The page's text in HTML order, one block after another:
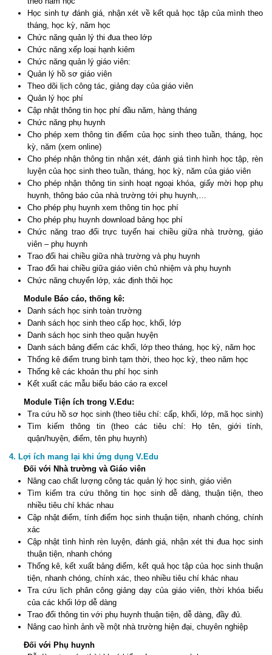
Học sinh tự đánh giá, nhận xét về kết quả học tập của mình theo
tháng, học kỳ, năm học
Chức năng quản lý thi đua theo lớp
Chức năng xếp loại hạnh kiêm
Chức năng quản lý giáo viên:
Quản lý hồ sơ giáo viên
Theo dõi lịch công tác, giảng dạy của giáo viên
Quản lý học phí
Cập nhật thông tin học phí đầu năm, hàng tháng
Chức năng phụ huynh
Cho phép xem thông tin điểm của học sinh theo tuần, tháng, học
kỳ, năm (xem online)
Cho phép nhận thông tin nhận xét, đánh giá tình hình học tập, rèn
luyện của học sinh theo tuần, tháng, học kỳ, năm của giáo viên
Cho phép nhận thông tin sinh hoạt ngoại khóa, giấy mời họp phụ
huynh, thông báo của nhà trường tới phụ huynh,…
Cho phép phụ huynh xem thông tin học phí
Cho phép phụ huynh download bảng học phí
Chức năng trao đổi trực tuyến hai chiều giữa nhà trường, giáo
viên – phụ huynh
Trao đổi hai chiều giữa nhà trường và phụ huynh
Trao đổi hai chiều giữa giáo viên chủ nhiệm và phụ huynh
Chức năng chuyển lớp, xác định thôi học
Module Báo cáo, thống kê:
Danh sách học sinh toàn trường
Danh sách học sinh theo cấp học, khối, lớp
Danh sách học sinh theo quận huyện
Danh sách bảng điểm các khối, lớp theo tháng, học kỳ, năm học
Thống kê điểm trung bình tạm thời, theo học kỳ, theo năm học
Thống kê các khoản thu phí học sinh
Kết xuất các mẫu biểu báo cáo ra excel
Module Tiện ích trong V.Edu:
Tra cứu hồ sơ học sinh (theo tiêu chí: cấp, khối, lớp, mã học sinh)
Tìm kiếm thông tin (theo các tiêu chí: Họ tên, giới tính,
quận/huyện, điểm, tên phụ huynh)
4. Lợi ích mang lại khi ứng dụng V.Edu
Đối với Nhà trường và Giáo viên
Nâng cao chất lượng công tác quản lý học sinh, giáo viên
Tìm kiếm tra cứu thông tin học sinh dễ dàng, thuận tiện, theo
nhiều tiêu chí khác nhau
Cập nhật điểm, tính điểm học sinh thuận tiện, nhanh chóng, chính
xác
Cập nhật tình hình rèn luyện, đánh giá, nhận xét thi đua học sinh
thuận tiện, nhanh chóng
Thống kê, kết xuất bảng điểm, kết quả học tập của học sinh thuận
tiện, nhanh chóng, chính xác, theo nhiều tiêu chí khác nhau
Tra cứu lịch phân công giảng dạy của giáo viên, thời khóa biểu
của các khối lớp dễ dàng
Trao đổi thông tin với phụ huynh thuận tiện, dễ dàng, đầy đủ.
Nâng cao hình ảnh về một nhà trường hiện đại, chuyên nghiệp
Đối với Phụ huynh